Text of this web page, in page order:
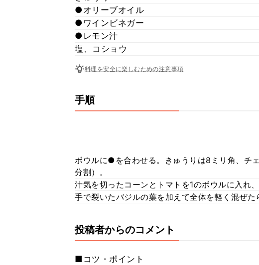
●オリーブオイル
●ワインビネガー
●レモン汁
塩、コショウ
料理を安全に楽しむための注意事項
手順
ボウルに●を合わせる。きゅうりは8ミリ角、チ
分割）。
汁気を切ったコーンとトマトを1のボウルに入れ
手で裂いたバジルの葉を加えて全体を軽く混ぜた
投稿者からのコメント
■コツ・ポイント